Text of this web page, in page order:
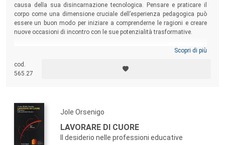
causa della sua disincarnazione tecnologica. Pensare e praticare il
corpo come una dimensione cruciale dell’esperienza pedagogica può
essere un buon modo per iniziare a comprenderne le ragioni e creare
nuove occasioni di incontro con le sue potenzialità trasformative.
Scopri di più
cod.
565.27
Jole Orsenigo
LAVORARE DI CUORE
Il desiderio nelle professioni educative